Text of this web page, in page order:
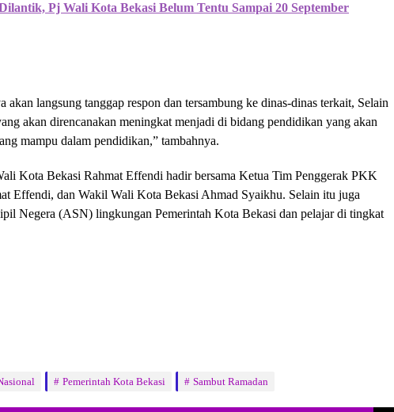
Pj Wali Kota Bekasi Belum Tentu Sampai 20 September
akan langsung tanggap respon dan tersambung ke dinas-dinas terkait, Selain
akan direncanakan meningkat menjadi di bidang pendidikan yang akan
mampu dalam pendidikan,” tambahnya.
Kota Bekasi Rahmat Effendi hadir bersama Ketua Tim Penggerak PKK
Effendi, dan Wakil Wali Kota Bekasi Ahmad Syaikhu. Selain itu juga
Negera (ASN) lingkungan Pemerintah Kota Bekasi dan pelajar di tingkat
Pemerintah Kota Bekasi Sambut Ramadan